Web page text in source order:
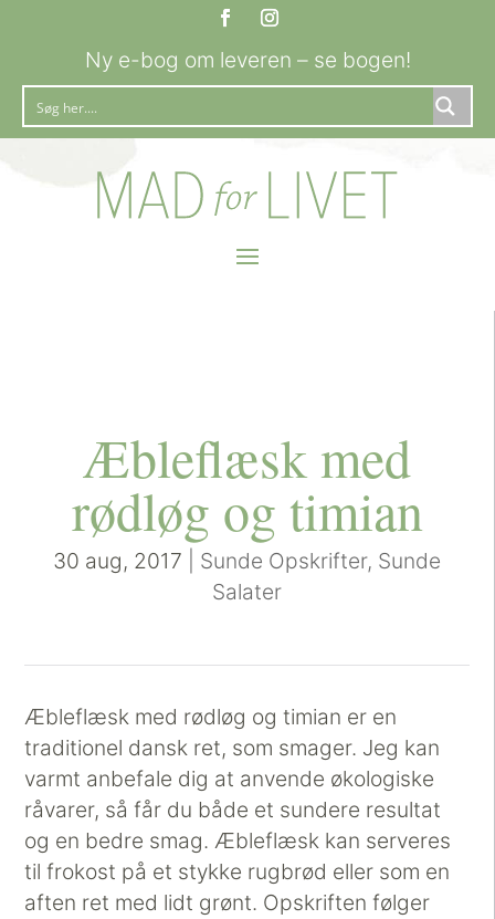
Ny e-bog om leveren – se bogen!
Æbleflæsk med
rødløg og timian
30 aug, 2017 Sunde Opskrifter, Sunde
Salater
Æbleflæsk med rødløg og timian er en
traditionel dansk ret, som smager. Jeg kan
varmt anbefale dig at anvende økologiske
råvarer, så får du både et sundere resultat
og en bedre smag. Æbleflæsk kan serveres
til frokost på et stykke rugbrød eller som en
aften ret med lidt grønt. Opskriften følger